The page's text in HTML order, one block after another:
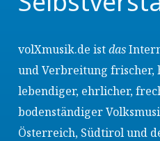
volXmusik.de istdas
und Verbreitung frischer,
lebendiger, ehrlicher,
bodenständiger
Österreich, Südtirol und